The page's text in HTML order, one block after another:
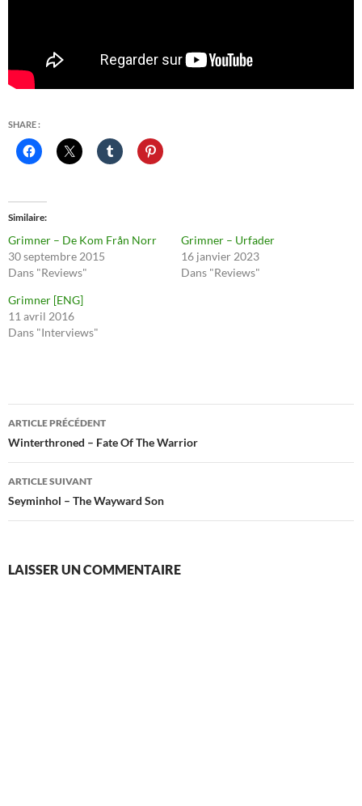
SHARE :
Similaire
Grimner – De Kom Från Norr
30 septembre 2015
Dans "Reviews"
Grimner – Urfader
16 janvier 2023
Dans "Reviews"
Grimner [ENG]
11 avril 2016
Dans "Interviews"
Navigation
des
articles
ARTICLE PRÉCÉDENT
Winterthroned – Fate Of The Warrior
ARTICLE SUIVANT
Seyminhol – The Wayward Son
LAISSER UN COMMENTAIRE